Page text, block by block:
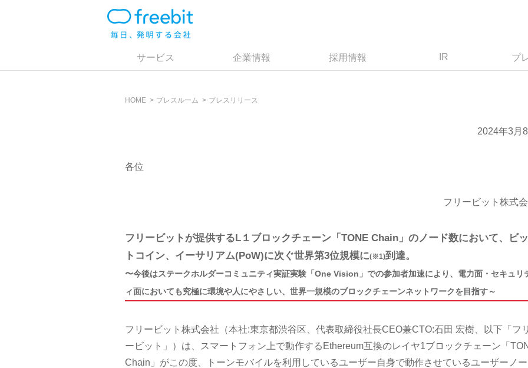
サービス 企業情報 採用情報 IR プ
HOME プレスルーム プレスリリース
2024年3月8
各位
フリービット株式
フリービットが提供するL１ブロックチェーン「TONE Chain」のノード数において、ビッ
トコイン、イーサリアム(PoW)に次ぐ世界第3位規模に(※1)到達。
〜今後はステークホルダーコミュニティ実証実験「One Vision」での参加者加速により、電力面・セキュリ
ィ面においても究極に環境や人にやさしい、世界一規模のブロックチェーンネットワークを目指す～
フリービット株式会社（本社:東京都渋谷区、代表取締役社長CEO兼CTO:石田 宏樹、以下「フリ
ービット」）は、スマートフォン上で動作するEthereum互換のレイヤ1ブロックチェーン「
Chain」がこの度、トーンモバイルを利用しているユーザー自身で動作させているユーザーノー